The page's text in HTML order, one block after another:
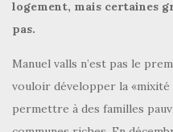
logement, mais certaines
pas.
Manuel valls n’est pas le
vouloir développer la «mixité
permettre à des familles